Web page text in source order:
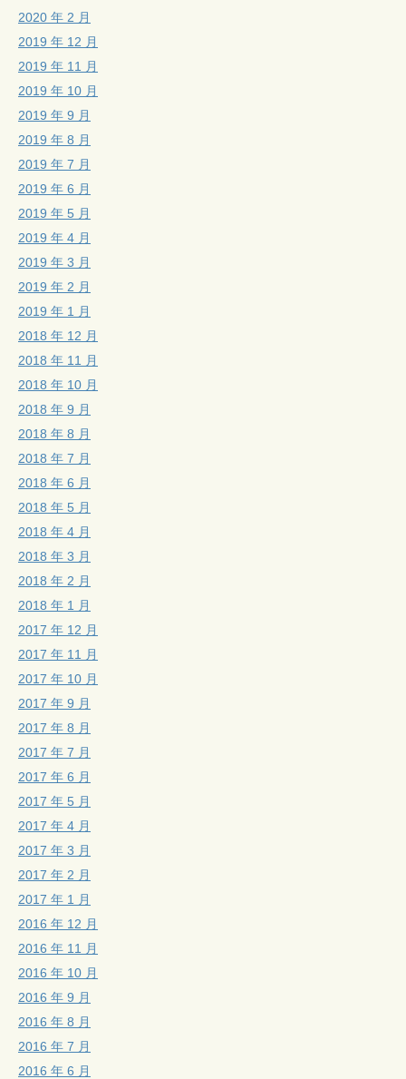
2020 年 2 月
2019 年 12 月
2019 年 11 月
2019 年 10 月
2019 年 9 月
2019 年 8 月
2019 年 7 月
2019 年 6 月
2019 年 5 月
2019 年 4 月
2019 年 3 月
2019 年 2 月
2019 年 1 月
2018 年 12 月
2018 年 11 月
2018 年 10 月
2018 年 9 月
2018 年 8 月
2018 年 7 月
2018 年 6 月
2018 年 5 月
2018 年 4 月
2018 年 3 月
2018 年 2 月
2018 年 1 月
2017 年 12 月
2017 年 11 月
2017 年 10 月
2017 年 9 月
2017 年 8 月
2017 年 7 月
2017 年 6 月
2017 年 5 月
2017 年 4 月
2017 年 3 月
2017 年 2 月
2017 年 1 月
2016 年 12 月
2016 年 11 月
2016 年 10 月
2016 年 9 月
2016 年 8 月
2016 年 7 月
2016 年 6 月